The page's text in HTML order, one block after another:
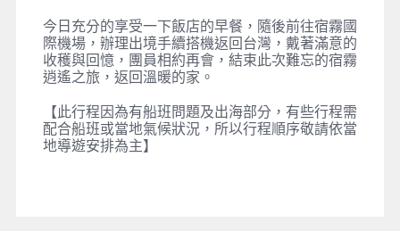
今日充分的享受一下飯店的早餐，隨後前往宿霧國
際機場，辦理出境手續搭機返回台灣，戴著滿意的
收穫與回憶，團員相約再會，結束此次難忘的宿霧
逍遙之旅，返回溫暖的家。
【此行程因為有船班問題及出海部分，有些行程需
配合船班或當地氣候狀況，所以行程順序敬請依當
地導遊安排為主】